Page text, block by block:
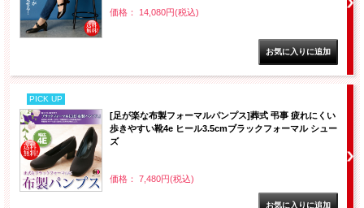
価格： 14,080円(税込)
PICK UP
[足が楽な布製フォーマルパンプス]葬式 弔事 疲れにくい
歩きやすい靴4e ヒール3.5cmブラックフォーマル シュー
ズ
価格： 7,480円(税込)